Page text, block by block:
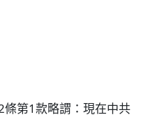
條第1款略謂：現在中共